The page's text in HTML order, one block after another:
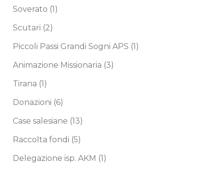
Soverato (1)
Scutari (2)
Piccoli Passi Grandi Sogni APS (1)
Animazione Missionaria (3)
Tirana (1)
Donazioni (6)
Case salesiane (13)
Raccolta fondi (5)
Delegazione isp. AKM (1)